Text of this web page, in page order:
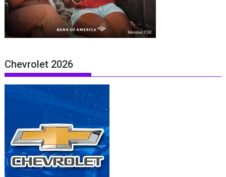
Chevrolet 2026